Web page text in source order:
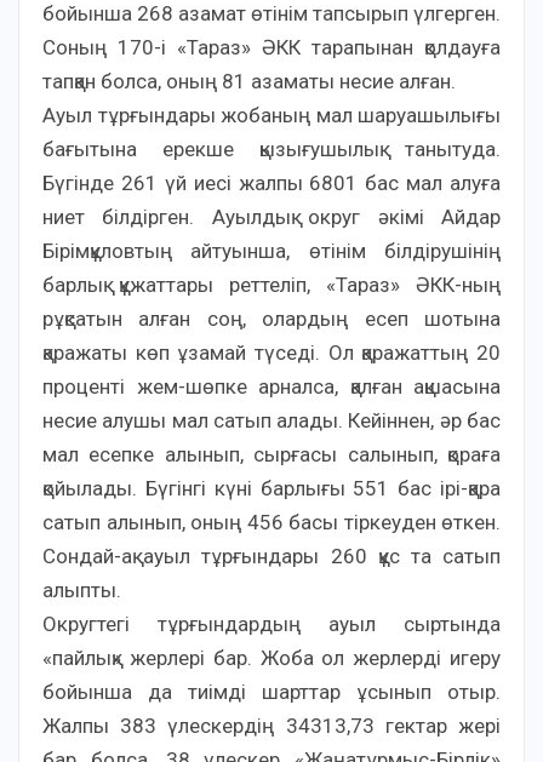
бойынша 268 азамат өтінім тапсырып үлгерген.
Соның 170-і «Тараз» ӘКК тарапынан қолдауға
тапқан болса, оның 81 азаматы несие алған.
Ауыл тұрғындары жобаның мал шаруашылығы
бағытына ерекше қызығушылық танытуда.
Бүгінде 261 үй иесі жалпы 6801 бас мал алуға
ниет білдірген. Ауылдық округ әкімі Айдар
Бірімқұловтың айтуынша, өтінім білдірушінің
барлық құжаттары реттеліп, «Тараз» ӘКК-ның
рұқсатын алған соң, олардың есеп шотына
қаражаты көп ұзамай түседі. Ол қаражаттың 20
проценті жем-шөпке арналса, қалған ақшасына
несие алушы мал сатып алады. Кейіннен, әр бас
мал есепке алынып, сырғасы салынып, қораға
қойылады. Бүгінгі күні барлығы 551 бас ірі-қара
сатып алынып, оның 456 басы тіркеуден өткен.
Сондай-ақ ауыл тұрғындары 260 құс та сатып
алыпты.
Округтегі тұрғындардың ауыл сыртында
«пайлық» жерлері бар. Жоба ол жерлерді игеру
бойынша да тиімді шарттар ұсынып отыр.
Жалпы 383 үлескердің 34313,73 гектар жері